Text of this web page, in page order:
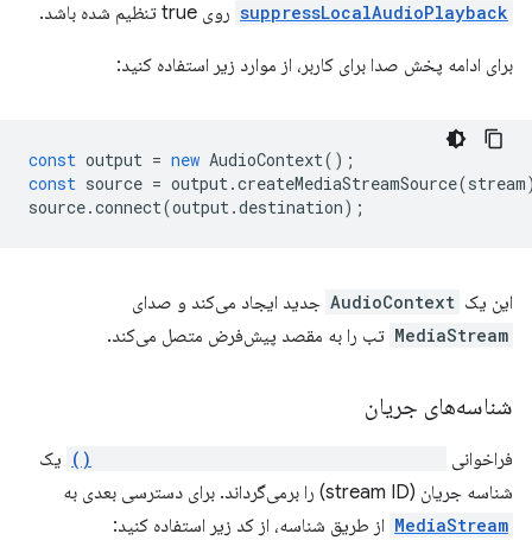
suppressLocalAudioPlayback روی true تنظیم شده باشد.
برای ادامه پخش صدا برای کاربر، از موارد زیر استفاده کنید:
const output = new AudioContext();
const source = output.createMediaStreamSource(stream
source.connect(output.destination);
این یک AudioContext جدید ایجاد می‌کند و صدای
MediaStream تب را به مقصد پیش‌فرض متصل می‌کند.
شناسه‌های جریان
فراخوانی
یک
شناسه جریان (stream ID) را برمی‌گرداند. برای دسترسی بعدی به
MediaStream از طریق شناسه، از کد زیر استفاده کنید: